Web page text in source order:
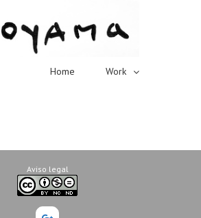
Home Work
Aviso legal